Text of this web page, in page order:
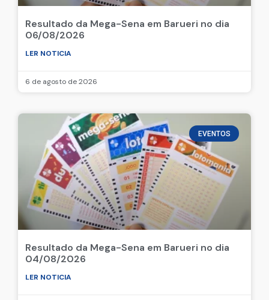
Resultado da Mega-Sena em Barueri no dia
06/08/2026
LER NOTICIA
6 de agosto de 2026
EVENTOS
Resultado da Mega-Sena em Barueri no dia
04/08/2026
LER NOTICIA